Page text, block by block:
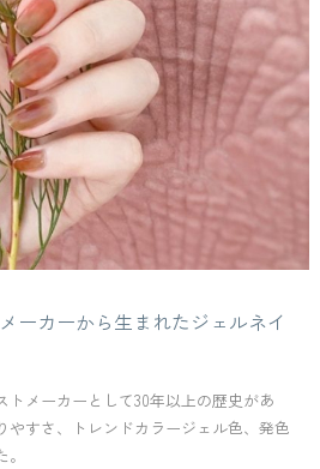
ーカーから生まれたジェルネイ
トメーカーとして30年以上の歴史があ
やすさ、トレンドカラージェル色、発色